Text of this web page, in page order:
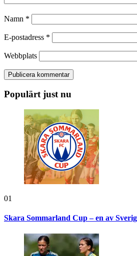
Namn *
E-postadress *
Webbplats
Populärt just nu
01
Skara Sommarland Cup – en av